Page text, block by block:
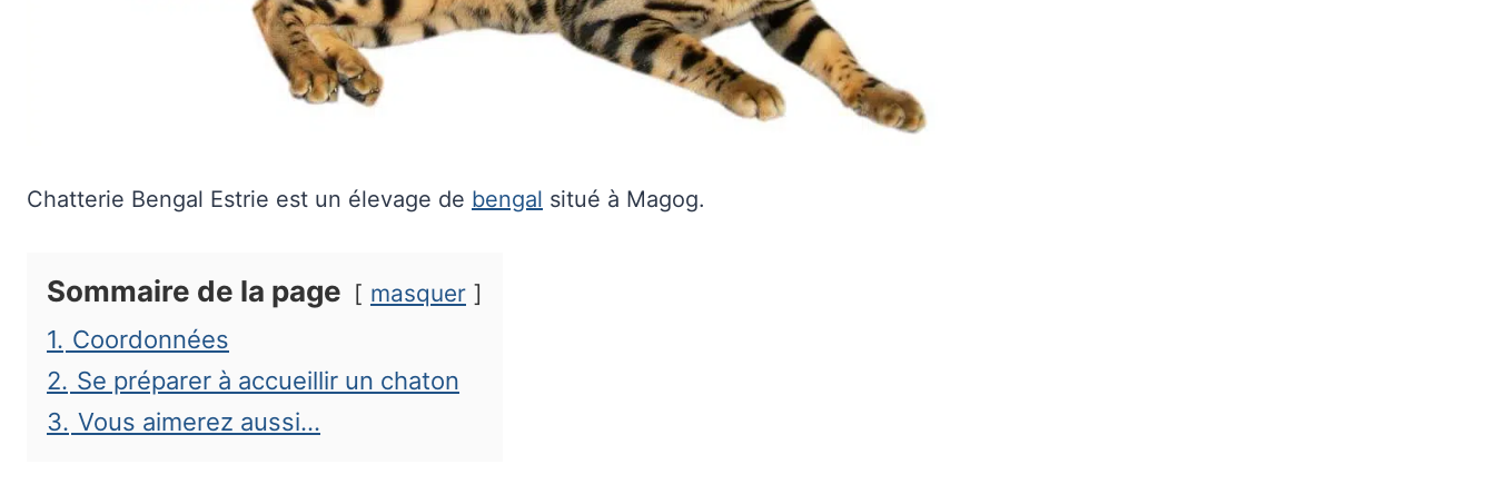
Chatterie Bengal Estrie est un élevage de bengal situé à Magog.
Sommaire de la page masquer
1. Coordonnées
2. Se préparer à accueillir un chaton
3. Vous aimerez aussi…